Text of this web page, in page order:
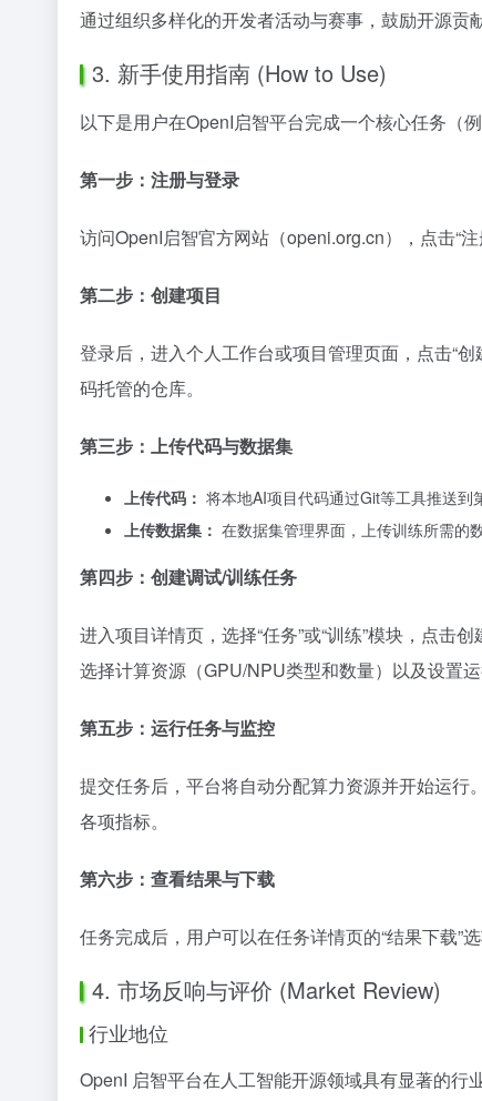
通过组织多样化的开发者活动与赛事，鼓励开源贡
3. 新手使用指南 (How to Use)
以下是用户在OpenI启智平台完成一个核心任务（
第一步：注册与登录
访问OpenI启智官方网站（openi.org.cn），点击“
第二步：创建项目
登录后，进入个人工作台或项目管理页面，点击“
码托管的仓库。
第三步：上传代码与数据集
上传代码： 将本地AI项目代码通过Git等工具推送到
上传数据集： 在数据集管理界面，上传训练所需的
第四步：创建调试/训练任务
进入项目详情页，选择“任务”或“训练”模块，点击
选择计算资源（GPU/NPU类型和数量）以及设置运
第五步：运行任务与监控
提交任务后，平台将自动分配算力资源并开始运
各项指标。
第六步：查看结果与下载
任务完成后，用户可以在任务详情页的“结果下载”
4. 市场反响与评价 (Market Review)
行业地位
OpenI 启智平台在人工智能开源领域具有显著的